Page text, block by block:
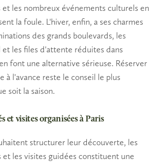
et les nombreux événements culturels en
la foule. L'hiver, enfin, a ses charmes
des grands boulevards, les
et les files d'attente réduites dans
font une alternative sérieuse. Réserver
à l'avance reste le conseil le plus
soit la saison.
et visites organisées à Paris
structurer leur découverte, les
et les visites guidées constituent une